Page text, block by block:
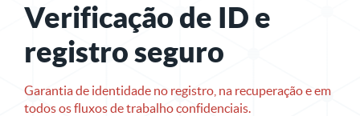
Verificação de ID e
registro seguro
Garantia de identidade no registro, na recuperação e em
todos os fluxos de trabalho confidenciais.